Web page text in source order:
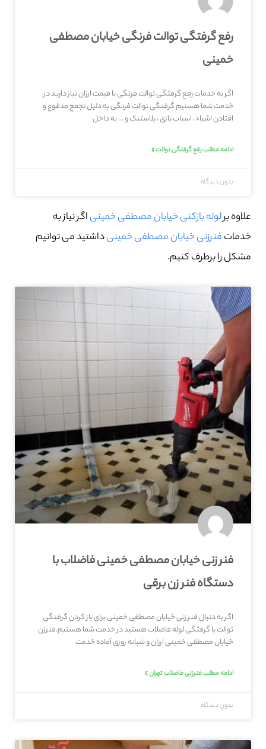
رفع گرفتگی توالت فرنگی خیابان مصطفی
خمینی
اگر به خدمات رفع گرفتگی توالت فرنگی با قیمت ارزان نیاز دارید در
خدمت شما هستیم گرفتگی توالت فرنگی به دلیل تجمع مدفوع و
افتادن اشیاء ، اسباب بازی ، پلاستیک و … به داخل
ادامه مطلب رفع گرفتگی توالت »
بدون دیدگاه
علاوه برلوله بازکنی خیابان مصطفی خمینیاگر نیاز به
خدماتفنرزنی خیابان مصطفی خمینیداشتید می توانیم
مشکل را برطرف کنیم.
فنر زنی خیابان مصطفی خمینی فاضلاب با
دستگاه فنر زن برقی
اگر به دنبال فنر زنی خیابان مصطفی خمینی برای باز کردن گرفتگی
توالت یا گرفتگی لوله فاضلاب هستید در خدمت شما هستیم.فنرزن
خیابان مصطفی خمینی ارزان و شبانه روزی آماده خدمت
ادامه مطلب فنرزنی فاضلاب تهران »
بدون دیدگاه